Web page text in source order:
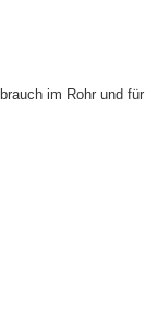
im Rohr und